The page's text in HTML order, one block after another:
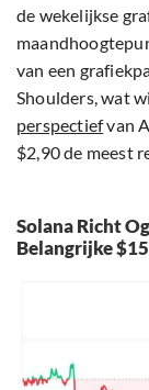
de wekelijkse
van een
Shoulders, wat
perspectiefvan
$2,90 de meest
Solana Richt
Belangrijke